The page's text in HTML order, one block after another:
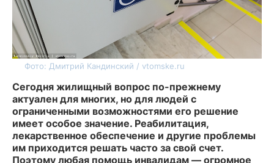
Фото: Дмитрий Кандинский / vtomske.ru
Сегодня жилищный вопрос по-прежнему
актуален для многих, но для людей с
ограниченными возможностями его решение
имеет особое значение. Реабилитация,
лекарственное обеспечение и другие проблемы
им приходится решать часто за свой счет.
Поэтому любая помощь инвалидам — огромное